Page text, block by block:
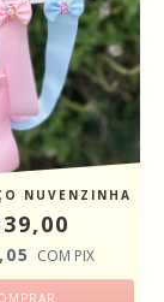
NUVENZINHA
COM PIX